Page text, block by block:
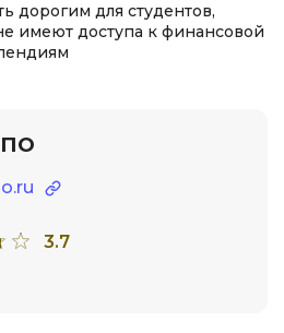
дорогим для студентов,
имеют доступа к финансовой
3.7